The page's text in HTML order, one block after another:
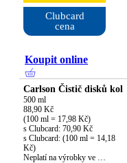
Clubcard
cena
Koupit online
Carlson Čistič disků kol
500 ml
88,90 Kč
(100 ml = 17,98 Kč)
s Clubcard: 70,90 Kč
s Clubcard: (100 ml = 14,18
Kč)
Neplatí na výrobky ve